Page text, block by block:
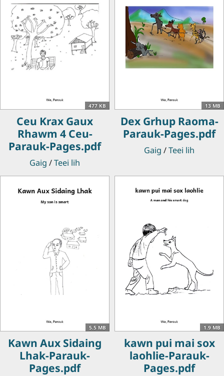
477 KB
Ceu Krax Gaux
Rhawm 4 Ceu-
Parauk-Pages.pdf
Gaig /Teei lih
13 MB
Dex Grhup Raoma-
Parauk-Pages.pdf
Gaig /Teei lih
5.5 MB
Kawn Aux Sidaing
Lhak-Parauk-
Pages.pdf
1.9 MB
kawn pui mai sox
laohlie-Parauk-
Pages.pdf